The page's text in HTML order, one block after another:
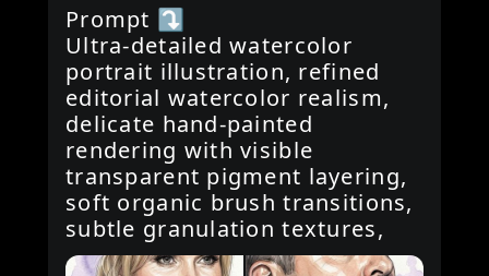
Prompt ⤵️
Ultra-detailed watercolor
portrait illustration, refined
editorial watercolor realism,
delicate hand-painted
rendering with visible
transparent pigment layering,
soft organic brush transitions,
subtle granulation textures,